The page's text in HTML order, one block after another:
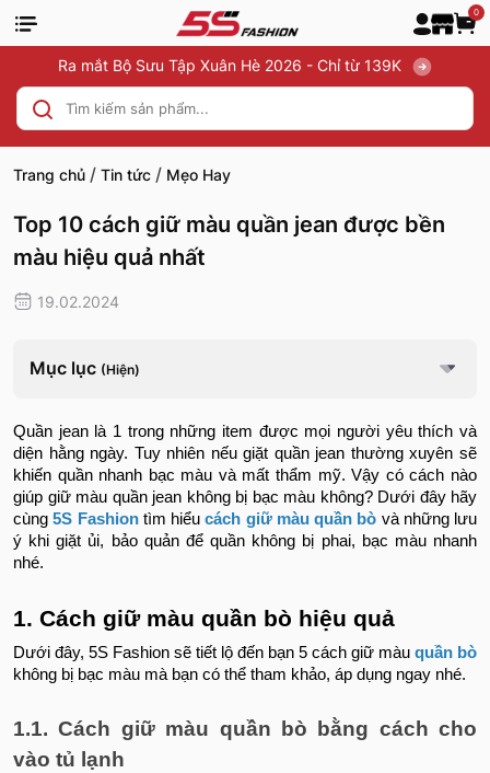
0
Ra mắt Bộ Sưu Tập Xuân Hè 2026 - Chỉ từ 139K
Trang chủ / Tin tức / Mẹo Hay
Top 10 cách giữ màu quần jean được bền
màu hiệu quả nhất
19.02.2024
Mục lục (Hiện)
Quần jean là 1 trong những item được mọi người yêu thích và
diện hằng ngày. Tuy nhiên nếu giặt quần jean thường xuyên sẽ
khiến quần nhanh bạc màu và mất thẩm mỹ. Vậy có cách nào
giúp giữ màu quần jean không bị bạc màu không? Dưới đây hãy
cùng5S Fashiontìm hiểucách giữ màu quần bò và những lưu
ý khi giặt ủi, bảo quản để quần không bị phai, bạc màu nhanh
nhé.
1. Cách giữ màu quần bò hiệu quả
Dưới đây, 5S Fashion sẽ tiết lộ đến bạn 5 cách giữ màu quần bò
không bị bạc màu mà bạn có thể tham khảo, áp dụng ngay nhé.
1.1. Cách giữ màu quần bò bằng cách cho
vào tủ lạnh